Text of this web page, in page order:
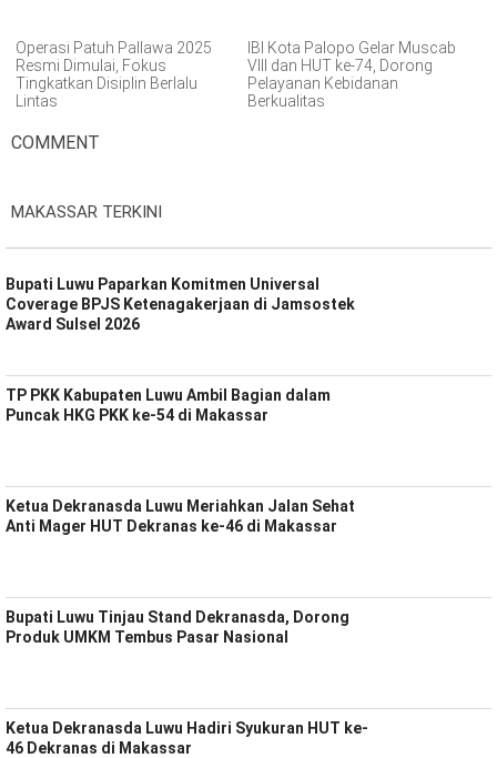
Operasi Patuh Pallawa 2025
Resmi Dimulai, Fokus
Tingkatkan Disiplin Berlalu
Lintas
IBI Kota Palopo Gelar Muscab
VIII dan HUT ke-74, Dorong
Pelayanan Kebidanan
Berkualitas
COMMENT
MAKASSAR TERKINI
Bupati Luwu Paparkan Komitmen Universal
Coverage BPJS Ketenagakerjaan di Jamsostek
Award Sulsel 2026
TP PKK Kabupaten Luwu Ambil Bagian dalam
Puncak HKG PKK ke-54 di Makassar
Ketua Dekranasda Luwu Meriahkan Jalan Sehat
Anti Mager HUT Dekranas ke-46 di Makassar
Bupati Luwu Tinjau Stand Dekranasda, Dorong
Produk UMKM Tembus Pasar Nasional
Ketua Dekranasda Luwu Hadiri Syukuran HUT ke-
46 Dekranas di Makassar